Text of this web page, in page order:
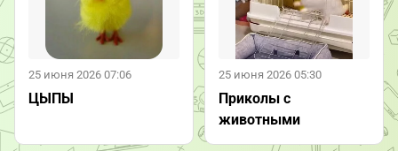
25 июня 2026 07:06
ЦЫПЫ
25 июня 2026 05:30
Приколы с
животными